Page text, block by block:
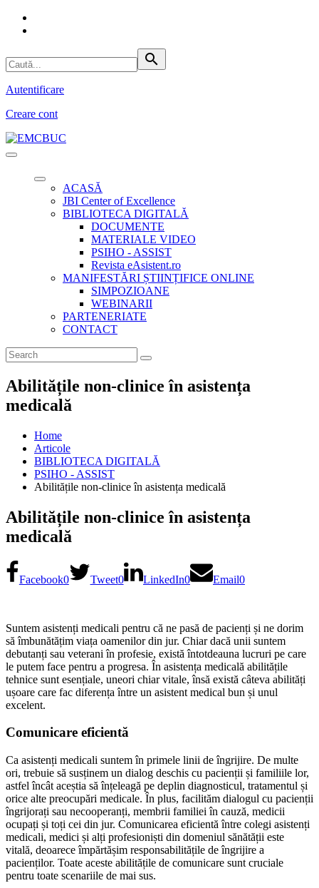
search
Autentificare
Creare cont
ACASĂ
JBI Center of Excellence
BIBLIOTECA DIGITALĂ
DOCUMENTE
MATERIALE VIDEO
PSIHO - ASSIST
Revista eAsistent.ro
MANIFESTĂRI ȘTIINȚIFICE ONLINE
SIMPOZIOANE
WEBINARII
PARTENERIATE
CONTACT
Abilitățile non-clinice în asistența
medicală
Home
Articole
BIBLIOTECA DIGITALĂ
PSIHO - ASSIST
Abilitățile non-clinice în asistența medicală
Abilitățile non-clinice în asistența
medicală
Facebook0 Tweet0 LinkedIn0 Email0
Suntem asistenți medicali pentru că ne pasă de pacienți și ne dorim
să îmbunătățim viața oamenilor din jur. Chiar dacă unii suntem
debutanți sau veterani în profesie, există întotdeauna lucruri pe care
le putem face pentru a progresa. În asistența medicală abilitățile
tehnice sunt esențiale, uneori chiar vitale, însă există câteva abilități
ușoare care fac diferența între un asistent medical bun și unul
excelent.
Comunicare eficientă
Ca asistenți medicali suntem în primele linii de îngrijire. De multe
ori, trebuie să susținem un dialog deschis cu pacienții și familiile lor,
astfel încât aceștia să înțeleagă pe deplin diagnosticul, tratamentul și
orice alte preocupări medicale. În plus, facilităm dialogul cu pacienții
îngrijorați sau necooperanți, membrii familiei în cauză, medicii
ocupați și toți cei din jur. Comunicarea eficientă între colegi asistenți
medicali, medici și alți profesioniști din domeniul sănătății este
vitală, deoarece împărtășim responsabilitățile de îngrijire a
pacienților. Toate aceste abilitățile de comunicare sunt cruciale
pentru toate scenariile de mai sus.